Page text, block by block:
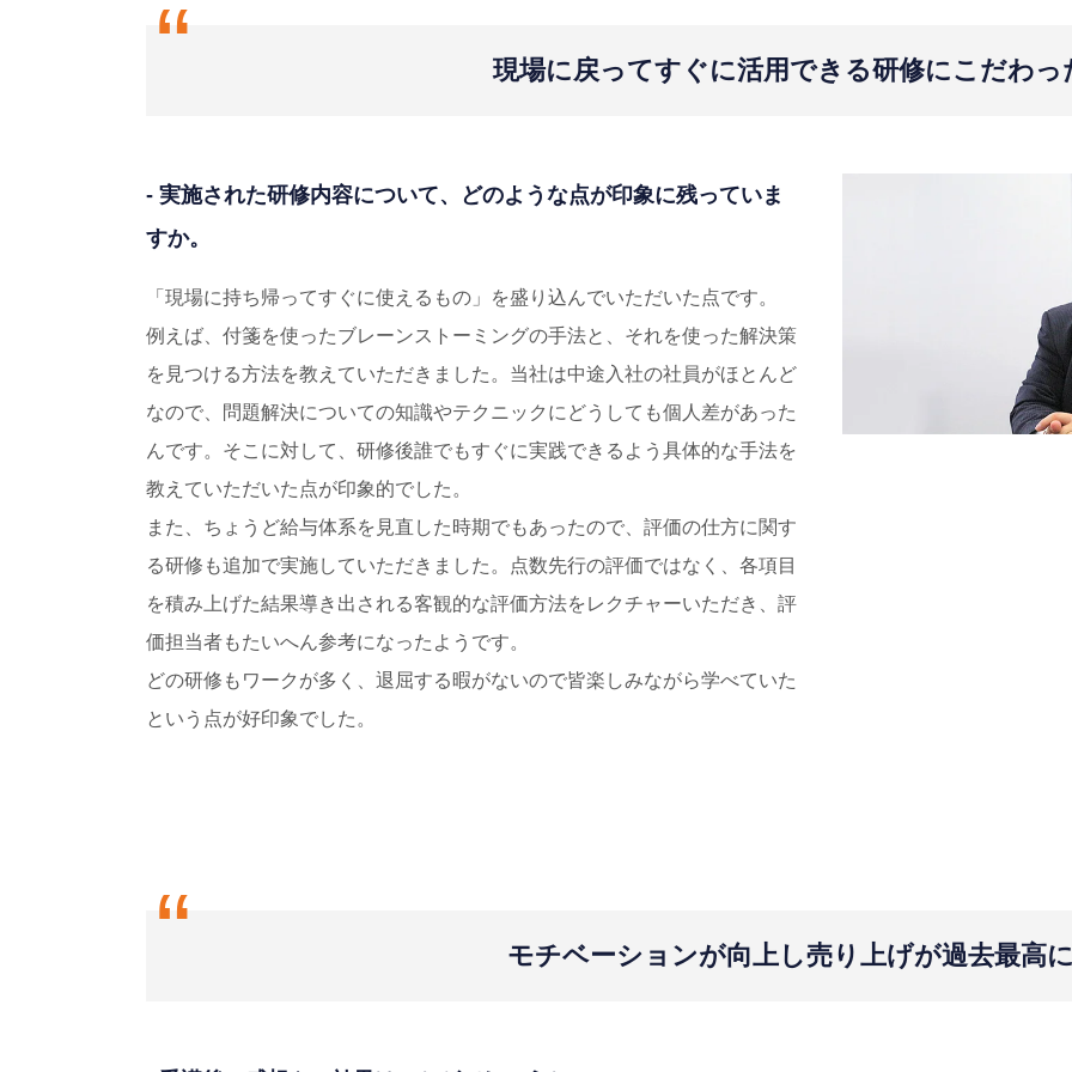
“ 現場に戻ってすぐに活用できる研修にこだわっ
- 実施された研修内容について、どのような点が印象に残っていま
すか。
「現場に持ち帰ってすぐに使えるもの」を盛り込んでいただいた点です。
例えば、付箋を使ったブレーンストーミングの手法と、それを使った解決策
を見つける方法を教えていただきました。当社は中途入社の社員がほとんど
なので、問題解決についての知識やテクニックにどうしても個人差があった
んです。そこに対して、研修後誰でもすぐに実践できるよう具体的な手法を
教えていただいた点が印象的でした。
また、ちょうど給与体系を見直した時期でもあったので、評価の仕方に関す
る研修も追加で実施していただきました。点数先行の評価ではなく、各項目
を積み上げた結果導き出される客観的な評価方法をレクチャーいただき、評
価担当者もたいへん参考になったようです。
どの研修もワークが多く、退屈する暇がないので皆楽しみながら学べていた
という点が好印象でした。
“ モチベーションが向上し売り上げが過去最高